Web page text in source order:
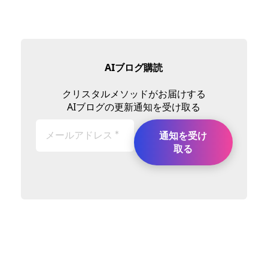
AIブログ購読
クリスタルメソッドがお届けする
AIブログの更新通知を受け取る